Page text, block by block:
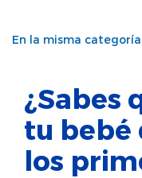
En la misma categoría
¿Sabes
tu bebé
los